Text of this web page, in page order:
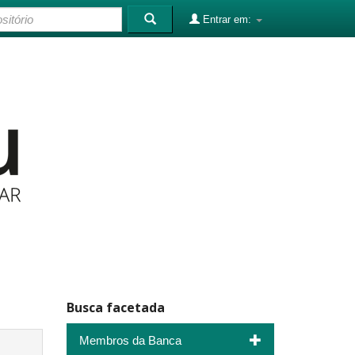
Entrar em:
Busca facetada
Membros da Banca